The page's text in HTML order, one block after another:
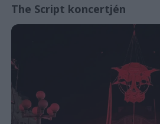
The Script koncertjén